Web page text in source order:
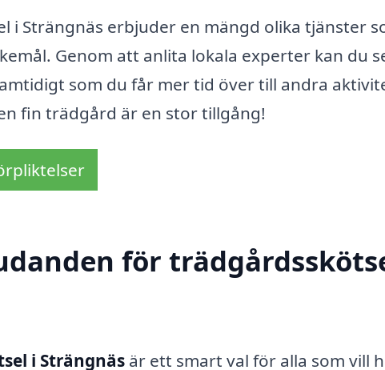
i Strängnäs erbjuder en mängd olika tjänster
Genom att anlita lokala experter kan du
som du får mer tid över till andra
fin trädgård är en stor tillgång!
för
i Strängnäs är ett smart val för alla som vill